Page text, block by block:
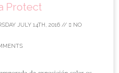
Protect
JULY 14TH, 2016// NO